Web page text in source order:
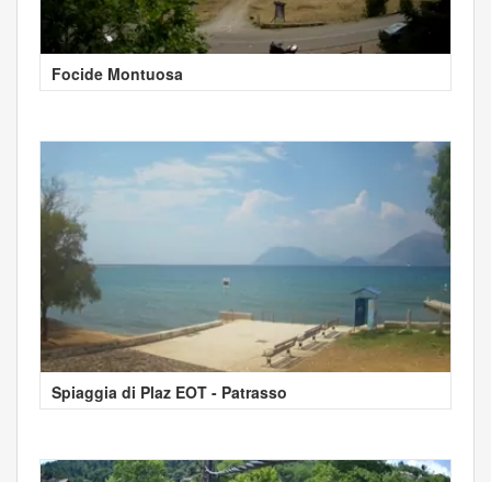
Focide Montuosa
Spiaggia di Plaz EOT - Patrasso